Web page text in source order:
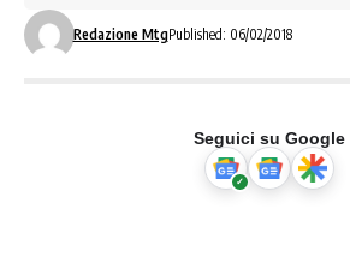
Redazione MtgPublished: 06/02/2018
Seguici su Google